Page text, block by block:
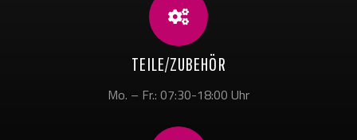
TEILE/ZUBEHÖR
Mo. – Fr.: 07:30-18:00 Uhr